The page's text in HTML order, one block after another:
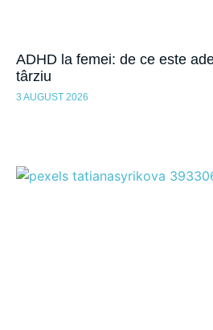
ADHD la femei: de ce este
târziu
3 AUGUST 2026